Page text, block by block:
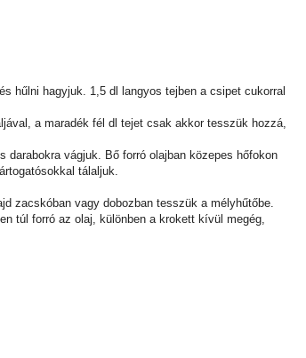
hűlni hagyjuk. 1,5 dl langyos tejben a csipet cukorral
a maradék fél dl tejet csak akkor tesszük hozzá,
darabokra vágjuk. Bő forró olajban közepes hőfokon
tálaljuk.
zacskóban vagy dobozban tesszük a mélyhűtőbe.
túl forró az olaj, különben a krokett kívül megég,